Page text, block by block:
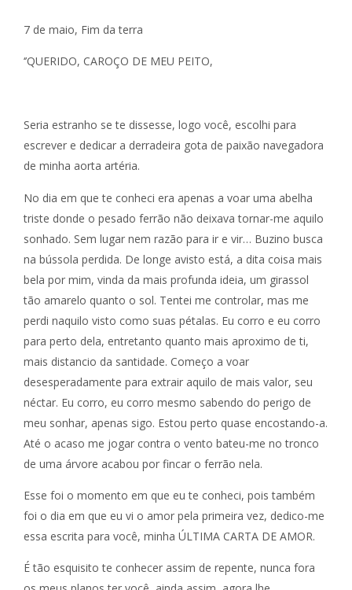
7 de maio, Fim da terra
‘’QUERIDO, CAROÇO DE MEU PEITO,
Seria estranho se te dissesse, logo você, escolhi para
escrever e dedicar a derradeira gota de paixão navegadora
de minha aorta artéria.
No dia em que te conheci era apenas a voar uma abelha
triste donde o pesado ferrão não deixava tornar-me aquilo
sonhado. Sem lugar nem razão para ir e vir… Buzino busca
na bússola perdida. De longe avisto está, a dita coisa mais
bela por mim, vinda da mais profunda ideia, um girassol
tão amarelo quanto o sol. Tentei me controlar, mas me
perdi naquilo visto como suas pétalas. Eu corro e eu corro
para perto dela, entretanto quanto mais aproximo de ti,
mais distancio da santidade. Começo a voar
desesperadamente para extrair aquilo de mais valor, seu
néctar. Eu corro, eu corro mesmo sabendo do perigo de
meu sonhar, apenas sigo. Estou perto quase encostando-a.
Até o acaso me jogar contra o vento bateu-me no tronco
de uma árvore acabou por fincar o ferrão nela.
Esse foi o momento em que eu te conheci, pois também
foi o dia em que eu vi o amor pela primeira vez, dedico-me
essa escrita para você, minha ÚLTIMA CARTA DE AMOR.
É tão esquisito te conhecer assim de repente, nunca fora